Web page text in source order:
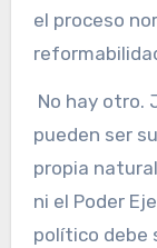
el proceso
No hay otro.
pueden ser
propia
ni el Poder
político debe